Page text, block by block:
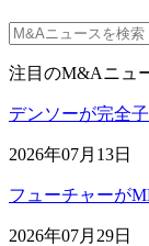
注目のM&Aニュ
デンソーが完全
2026年07月13日
フューチャーが
2026年07月29日